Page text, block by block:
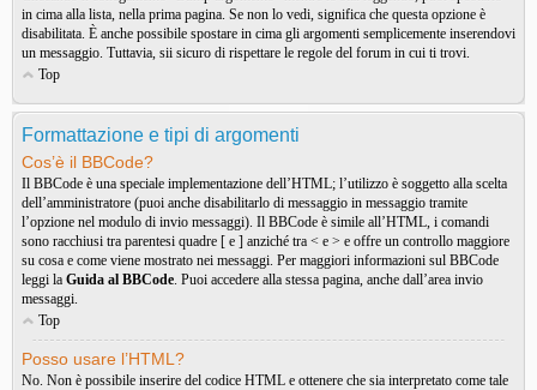
in cima alla lista, nella prima pagina. Se non lo vedi, significa che questa opzione è
disabilitata. È anche possibile spostare in cima gli argomenti semplicemente inserendovi
un messaggio. Tuttavia, sii sicuro di rispettare le regole del forum in cui ti trovi.
Top
Formattazione e tipi di argomenti
Cos’è il BBCode?
Il BBCode è una speciale implementazione dell’HTML; l’utilizzo è soggetto alla scelta
dell’amministratore (puoi anche disabilitarlo di messaggio in messaggio tramite
l’opzione nel modulo di invio messaggi). Il BBCode è simile all’HTML, i comandi
sono racchiusi tra parentesi quadre [ e ] anziché tra < e > e offre un controllo maggiore
su cosa e come viene mostrato nei messaggi. Per maggiori informazioni sul BBCode
leggi la Guida al BBCode. Puoi accedere alla stessa pagina, anche dall’area invio
messaggi.
Top
Posso usare l’HTML?
No. Non è possibile inserire del codice HTML e ottenere che sia interpretato come tale